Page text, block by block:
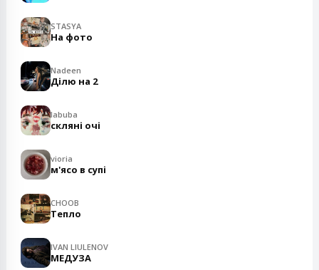
STASYA
На фото
Nadeen
Ділю на 2
labuba
скляні очі
vioria
м'ясо в супі
CHOOB
Тепло
IVAN LIULENOV
МЕДУЗА